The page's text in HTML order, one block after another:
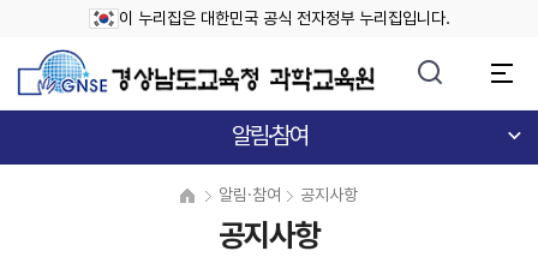
이 누리집은 대한민국 공식 전자정부 누리집입니다.
알림·참여
알림·참여 공지사항
공지사항